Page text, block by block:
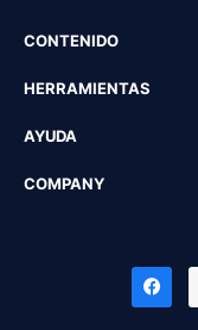
CONTENIDO
HERRAMIENTAS
AYUDA
COMPANY